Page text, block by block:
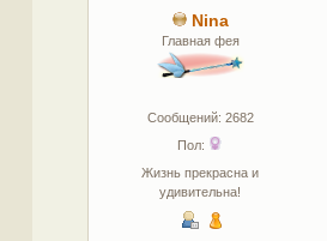
Nina
Главная фея
Сообщений: 2682
Пол:
Жизнь прекрасна и
удивительна!